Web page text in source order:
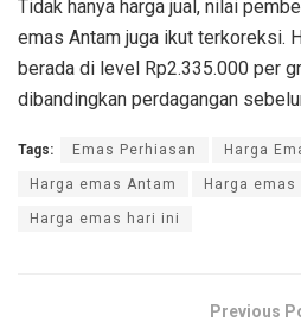
Tidak hanya harga jual, nilai
emas Antam juga ikut terkoreksi.
berada di level Rp2.335.000 per
dibandingkan perdagangan
Tags: Emas Perhiasan Harga
Harga emas Antam Harga emas
Harga emas hari ini
Previous